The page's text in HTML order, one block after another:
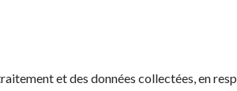
et des données collectées, en